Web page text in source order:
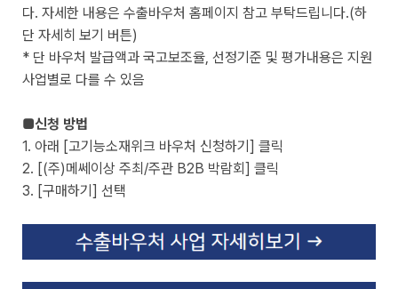
다. 자세한 내용은 수출바우처 홈페이지 참고 부탁드립니다.(하
단 자세히 보기 버튼)
* 단 바우처 발급액과 국고보조율, 선정기준 및 평가내용은 지원
사업별로 다를 수 있음
■신청 방법
1. 아래 [고기능소재위크 바우처 신청하기] 클릭
2. [(주)메쎄이상 주최/주관 B2B 박람회] 클릭
3. [구매하기] 선택